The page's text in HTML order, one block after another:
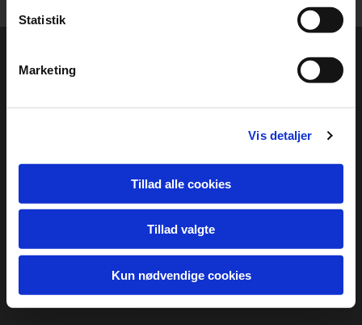
Statistik
Marketing
Vis detaljer
Tillad alle cookies
Tillad valgte
Kun nødvendige cookies